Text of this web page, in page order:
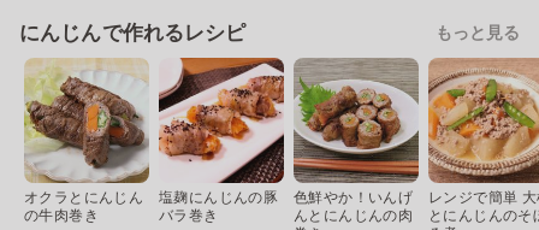
にんじんで作れるレシピ もっと見る
オクラとにんじん
の牛肉巻き
塩麹にんじんの豚
バラ巻き
色鮮やか！いんげ
んとにんじんの肉
レンジで簡単
とにんじんのそ